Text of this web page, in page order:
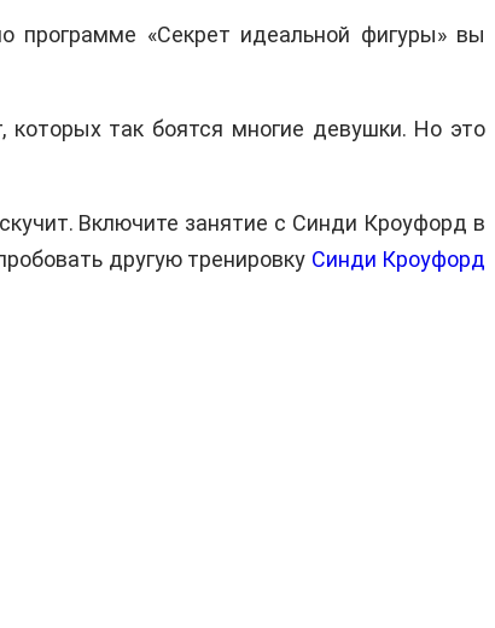
программе «Секрет идеальной фигуры» вы
так боятся многие девушки. Но это
Включите занятие с Синди Кроуфорд в
другую тренировку Синди Кроуфорд